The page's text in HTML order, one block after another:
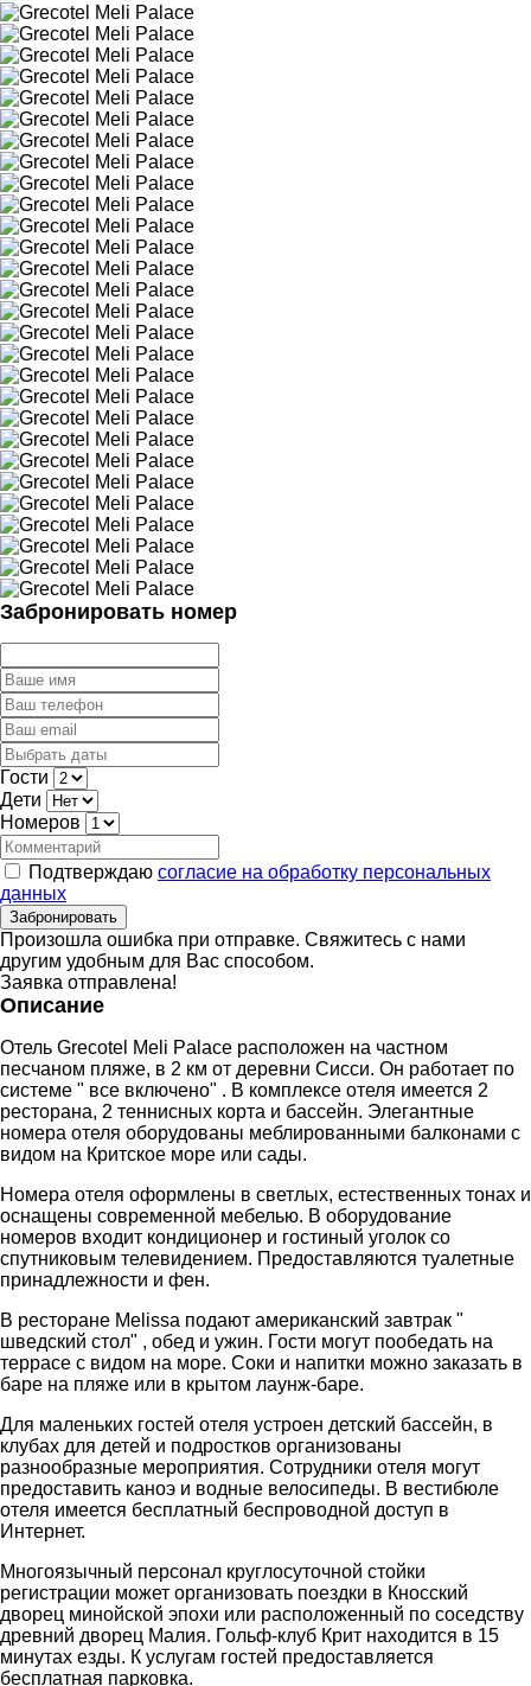
Забронировать номер
Гости
Дети
Номеров
Подтверждаю согласие на обработку персональных
данных
Забронировать
Произошла ошибка при отправке. Свяжитесь с нами
другим удобным для Вас способом.
Заявка отправлена!
Описание
Отель Grecotel Meli Palace расположен на частном
песчаном пляже, в 2 км от деревни Сисси. Он работает по
системе " все включено" . В комплексе отеля имеется 2
ресторана, 2 теннисных корта и бассейн. Элегантные
номера отеля оборудованы меблированными балконами с
видом на Критское море или сады.
Номера отеля оформлены в светлых, естественных тонах и
оснащены современной мебелью. В оборудование
номеров входит кондиционер и гостиный уголок со
спутниковым телевидением. Предоставляются туалетные
принадлежности и фен.
В ресторане Melissa подают американский завтрак "
шведский стол" , обед и ужин. Гости могут пообедать на
террасе с видом на море. Соки и напитки можно заказать в
баре на пляже или в крытом лаунж-баре.
Для маленьких гостей отеля устроен детский бассейн, в
клубах для детей и подростков организованы
разнообразные мероприятия. Сотрудники отеля могут
предоставить каноэ и водные велосипеды. В вестибюле
отеля имеется бесплатный беспроводной доступ в
Интернет.
Многоязычный персонал круглосуточной стойки
регистрации может организовать поездки в Кносский
дворец минойской эпохи или расположенный по соседству
древний дворец Малия. Гольф-клуб Крит находится в 15
минутах езды. К услугам гостей предоставляется
бесплатная парковка.